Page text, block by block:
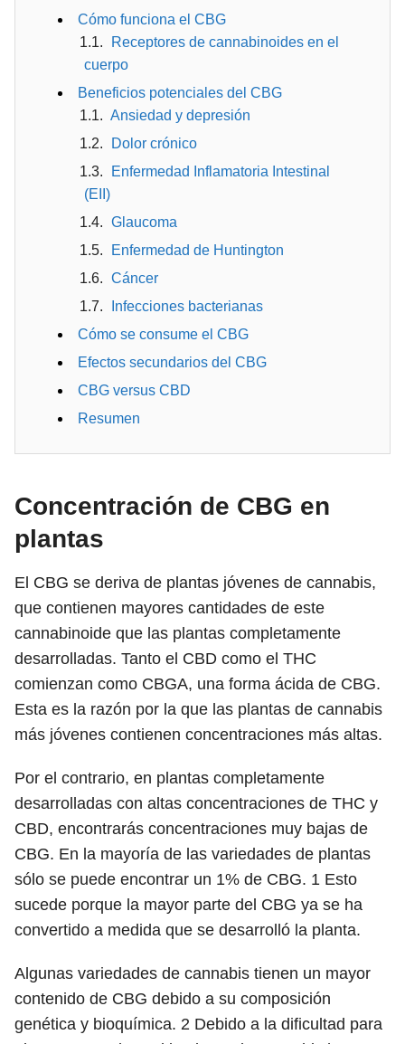
Cómo funciona el CBG
Receptores de cannabinoides en el
cuerpo
Beneficios potenciales del CBG
Ansiedad y depresión
Dolor crónico
Enfermedad Inflamatoria Intestinal
(EII)
Glaucoma
Enfermedad de Huntington
Cáncer
Infecciones bacterianas
Cómo se consume el CBG
Efectos secundarios del CBG
CBG versus CBD
Resumen
Concentración de CBG en
plantas
El CBG se deriva de plantas jóvenes de cannabis,
que contienen mayores cantidades de este
cannabinoide que las plantas completamente
desarrolladas. Tanto el CBD como el THC
comienzan como CBGA, una forma ácida de CBG.
Esta es la razón por la que las plantas de cannabis
más jóvenes contienen concentraciones más altas.
Por el contrario, en plantas completamente
desarrolladas con altas concentraciones de THC y
CBD, encontrarás concentraciones muy bajas de
CBG. En la mayoría de las variedades de plantas
sólo se puede encontrar un 1% de CBG. 1 Esto
sucede porque la mayor parte del CBG ya se ha
convertido a medida que se desarrolló la planta.
Algunas variedades de cannabis tienen un mayor
contenido de CBG debido a su composición
genética y bioquímica. 2 Debido a la dificultad para